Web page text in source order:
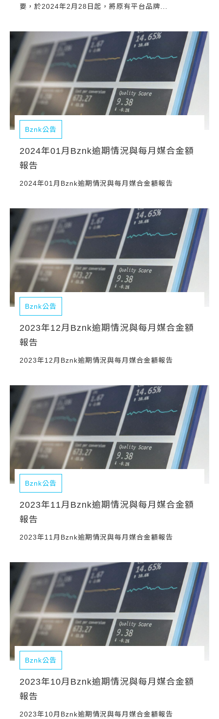
要，於2024年2月28日起，將原有平台品牌...
Bznk公告
2024年01月Bznk逾期情況與每月媒合金額
報告
2024年01月Bznk逾期情況與每月媒合金額報告
Bznk公告
2023年12月Bznk逾期情況與每月媒合金額
報告
2023年12月Bznk逾期情況與每月媒合金額報告
Bznk公告
2023年11月Bznk逾期情況與每月媒合金額
報告
2023年11月Bznk逾期情況與每月媒合金額報告
Bznk公告
2023年10月Bznk逾期情況與每月媒合金額
報告
2023年10月Bznk逾期情況與每月媒合金額報告